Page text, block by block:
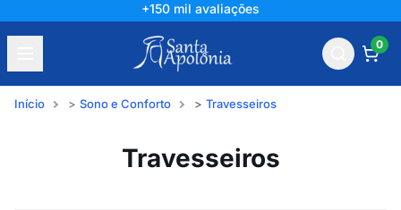
+150 mil avaliações
0
Início Sono e Conforto Travesseiros
Travesseiros